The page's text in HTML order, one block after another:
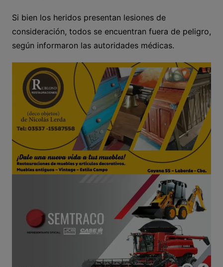
Si bien los heridos presentan lesiones de
consideración, todos se encuentran fuera de peligro,
según informaron las autoridades médicas.